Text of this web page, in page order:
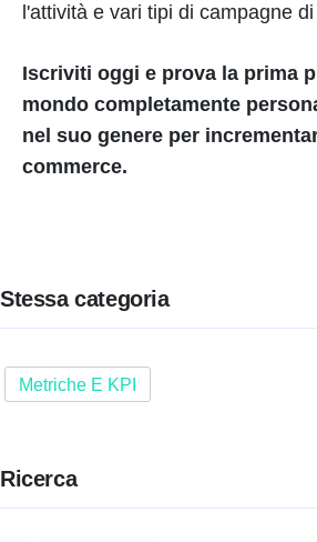
l'attività e vari tipi di campagne
Iscriviti oggi e prova la prima
mondo completamente
nel suo genere per
commerce.
Stessa categoria
Metriche E KPI
Ricerca